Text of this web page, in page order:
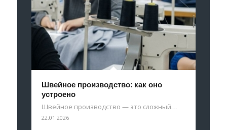
Швейное производство: как оно
устроено
Швейное производство — это сложный…
22.01.2026